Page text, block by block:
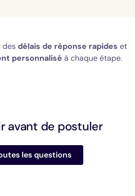
desdélais de réponse rapides et
personnalisé à chaque étape.
avant de postuler
les questions